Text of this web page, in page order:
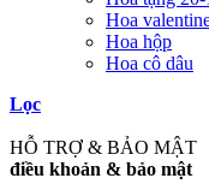
Hoa
Hoa hộp
Hoa cô dâu
Lọc
HỖ TRỢ & BẢO MẬT
điều khoản & bảo mật